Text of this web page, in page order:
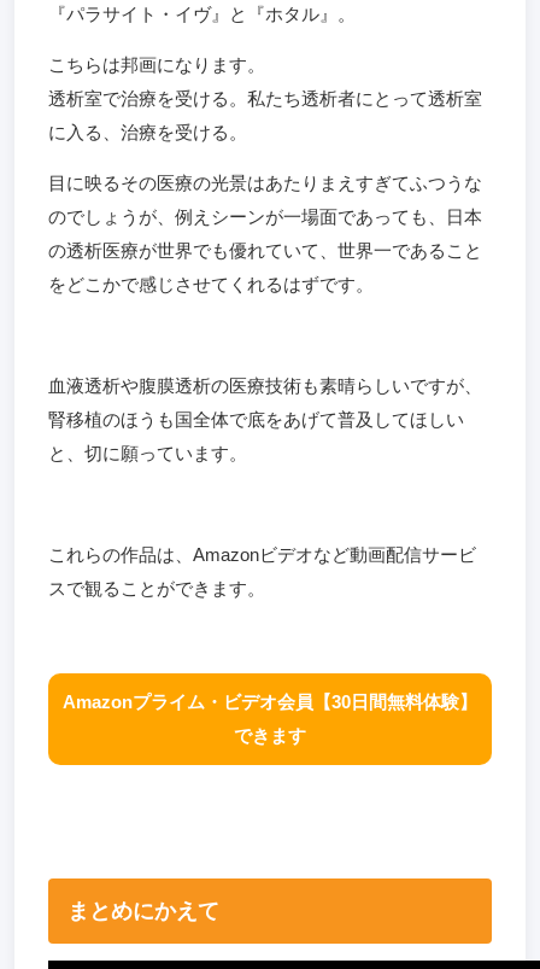
『パラサイト・イヴ』と『ホタル』。
こちらは邦画になります。
透析室で治療を受ける。私たち透析者にとって透析室
に入る、治療を受ける。
目に映るその医療の光景はあたりまえすぎてふつうな
のでしょうが、例えシーンが一場面であっても、日本
の透析医療が世界でも優れていて、世界一であること
をどこかで感じさせてくれるはずです。
血液透析や腹膜透析の医療技術も素晴らしいですが、
腎移植のほうも国全体で底をあげて普及してほしい
と、切に願っています。
これらの作品は、Amazonビデオなど動画配信サービ
スで観ることができます。
Amazonプライム・ビデオ会員【30日間無料体験】
できます
まとめにかえて